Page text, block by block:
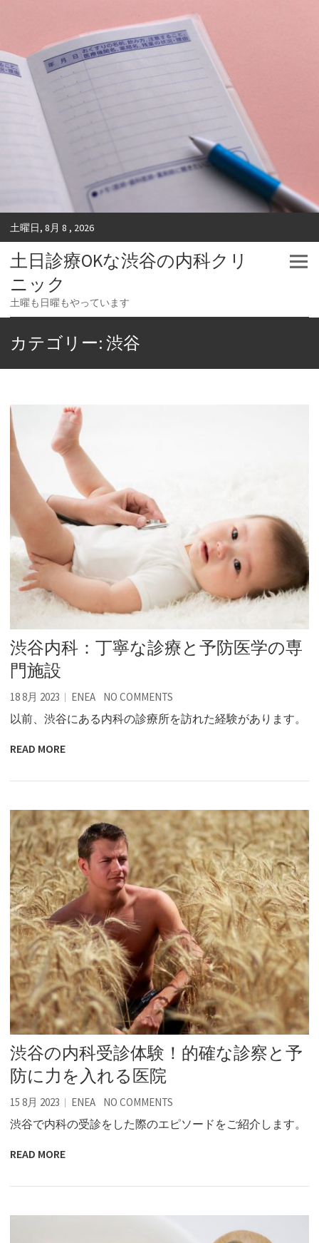
土曜日, 8月 8 , 2026
土日診療OKな渋谷の内科クリ
ニック
土曜も日曜もやっています
カテゴリー: 渋谷
渋谷内科：丁寧な診療と予防医学の専
門施設
18 8月 2023 ENEA NO COMMENTS
以前、渋谷にある内科の診療所を訪れた経験があります。
READ MORE
渋谷の内科受診体験！的確な診察と予
防に力を入れる医院
15 8月 2023 ENEA NO COMMENTS
渋谷で内科の受診をした際のエピソードをご紹介します。
READ MORE